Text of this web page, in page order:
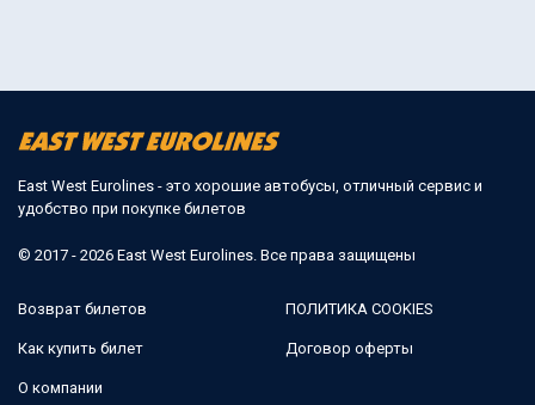
East West Eurolines - это хорошие автобусы, отличный сервис и
удобство при покупке билетов
© 2017 - 2026 East West Eurolines. Все права защищены
Возврат билетов
Как купить билет
О компании
ПОЛИТИКА COOKIES
Договор оферты